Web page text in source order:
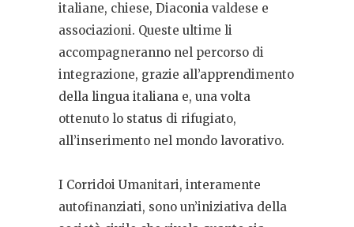
italiane, chiese, Diaconia valdese e
associazioni. Queste ultime li
accompagneranno nel percorso di
integrazione, grazie all’apprendimento
della lingua italiana e, una volta
ottenuto lo status di rifugiato,
all’inserimento nel mondo lavorativo.
I Corridoi Umanitari, interamente
autofinanziati, sono un’iniziativa della